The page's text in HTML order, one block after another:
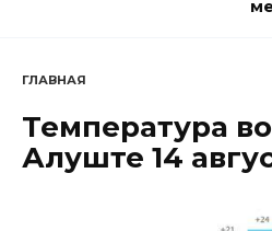
ГЛАВНАЯ
Температура
Алуште 14